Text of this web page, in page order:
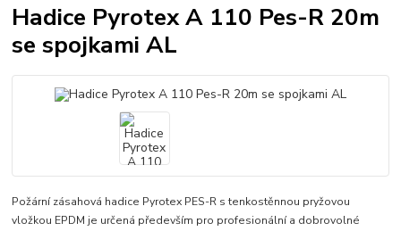
Hadice Pyrotex A 110 Pes-R 20m
se spojkami AL
Požární zásahová hadice Pyrotex PES-R s tenkostěnnou pryžovou
vložkou EPDM je určená především pro profesionální a dobrovolné